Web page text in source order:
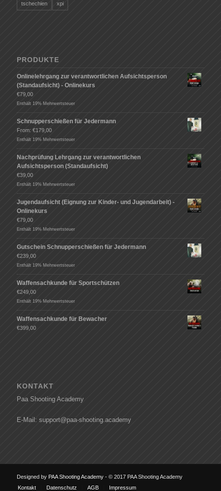
tschechien xpi
PRODUKTE
Onlinelehrgang zur verantwortlichen Aufsichtsperson
(Standaufsicht) - Onlinekurs
€79,00
Enthält 19% Mehrwertsteuer
Schnupperschießen für Jedermann
From: €179,00
Enthält 19% Mehrwertsteuer
Nachprüfung Lehrgang zur verantwortlichen
Aufsichtsperson (Standaufsicht)
€39,00
Enthält 19% Mehrwertsteuer
Jugendaufsicht (Eignung zur Kinder- und Jugendarbeit) -
Onlinekurs
€79,00
Enthält 19% Mehrwertsteuer
Gutschein Schnupperschießen für Jedermann
€239,00
Enthält 19% Mehrwertsteuer
Waffensachkunde für Sportschützen
€249,00
Enthält 19% Mehrwertsteuer
Waffensachkunde für Bewacher
€399,00
KONTAKT
Paa Shooting Academy
E-Mail: support@paa-shooting.academy
Designed by PAA Shooting Academy- © 2017 PAA Shooting Academy
Kontakt
Datenschutz AGB Impressum